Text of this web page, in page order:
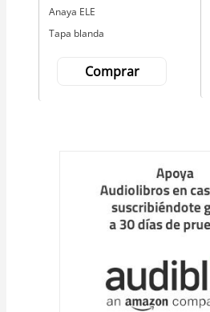
Editorial
Anaya ELE
Tapa blanda
Comprar